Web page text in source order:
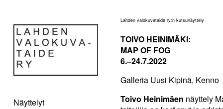
Näyttelyt
Lahden valokuvataide ry:n kutsunäyttely
TOIVO HEINIMÄKI:
MAP OF FOG
6.–24.7.2022
Galleria Uusi Kipinä, Kenno
Toivo Heinimäen näyttely